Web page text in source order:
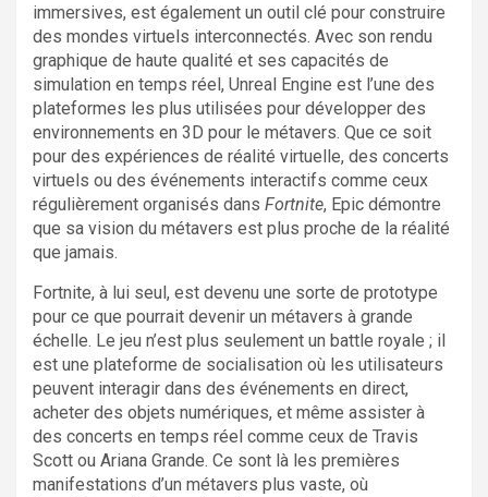
immersives, est également un outil clé pour construire
des mondes virtuels interconnectés. Avec son rendu
graphique de haute qualité et ses capacités de
simulation en temps réel, Unreal Engine est l’une des
plateformes les plus utilisées pour développer des
environnements en 3D pour le métavers. Que ce soit
pour des expériences de réalité virtuelle, des concerts
virtuels ou des événements interactifs comme ceux
régulièrement organisés dans Fortnite, Epic démontre
que sa vision du métavers est plus proche de la réalité
que jamais.
Fortnite, à lui seul, est devenu une sorte de prototype
pour ce que pourrait devenir un métavers à grande
échelle. Le jeu n’est plus seulement un battle royale ; il
est une plateforme de socialisation où les utilisateurs
peuvent interagir dans des événements en direct,
acheter des objets numériques, et même assister à
des concerts en temps réel comme ceux de Travis
Scott ou Ariana Grande. Ce sont là les premières
manifestations d’un métavers plus vaste, où